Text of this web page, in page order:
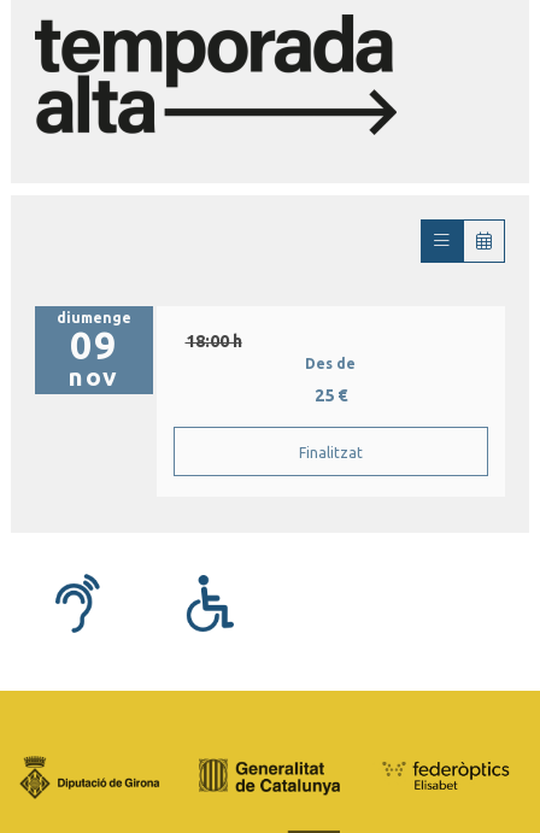
diumenge
09
nov
18:00 h
Des de
25 €
Finalitzat